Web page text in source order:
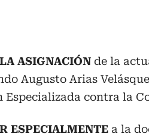
ASIGNACIÓN de la
Augusto Arias
Especializada contra la
ESPECIALMENTE a la